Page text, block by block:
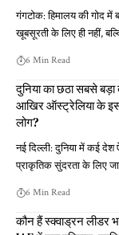
गंगटोक: हिमालय की गोद में
खूबसूरती के लिए ही नहीं,
6 Min Read
दुनिया का छठा सबसे बड़ा
आखिर ऑस्ट्रेलिया के इस
लोग?
नई दिल्ली: दुनिया में कई
प्राकृतिक सुंदरता के लिए
6 Min Read
कौन हैं स्क्वाड्रन लीडर